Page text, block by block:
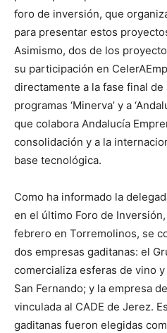
foro de inversión, que
para presentar estos
Asimismo, dos de los
su participación en
directamente a la fase final
programas ‘Minerva’ y a
que colabora Andalucía
consolidación y a la
base tecnológica.
Como ha informado la
en el último Foro de
febrero en Torremolinos, se
dos empresas gaditanas: el
comercializa esferas de vino
San Fernando; y la empresa
vinculada al CADE de Jerez.
gaditanas fueron elegidas